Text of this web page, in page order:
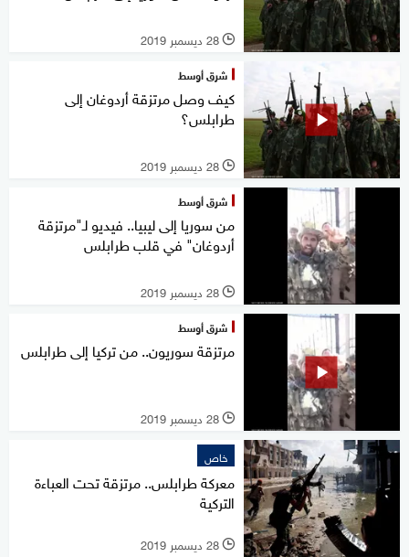
l 28 ديسمبر 2019
شرق أوسط
كيف وصل مرتزقة أردوغان إلى
طرابلس؟
l 28 ديسمبر 2019
شرق أوسط
من سوريا إلى ليبيا.. فيديو لـ"مرتزقة
أردوغان" في قلب طرابلس
l 28 ديسمبر 2019
شرق أوسط
مرتزقة سوريون.. من تركيا إلى طرابلس
l 28 ديسمبر 2019
خاص
معركة طرابلس.. مرتزقة تحت العباءة
التركية
l 28 ديسمبر 2019